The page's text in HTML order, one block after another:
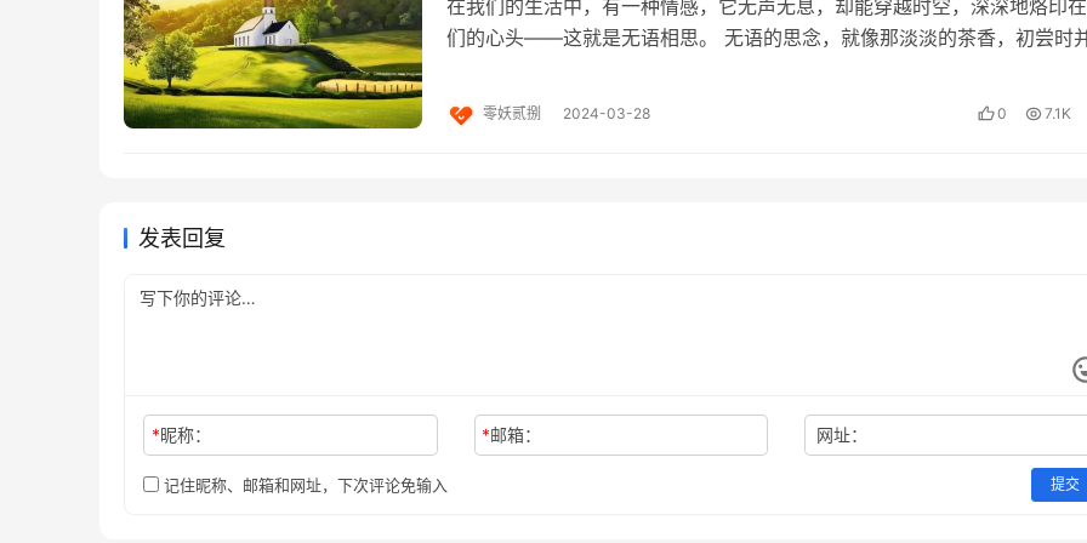
单元之间的几何精致关系显示存在的发展是因果决定的。单元既不是粒子，也不是波，几率更不是其內禀属性，
之间相应实现，实现相应确定。虽然具体主体实现可以相应确定先前存在的形式、状态、属性，但丝毫不决定或
先前存在，确定不是决定，在作者的概念和逻辑体系里，决定和确定已彻底分野。作为实现的存在为主体，无关
体实现不是多世界发生，多主体之间是存在的交集、并集、子集等集合关系，且有相互作用或影响，是处于同
界。
三、中文屋（The ChineseRoom）
图灵1950年设计这样一个测试：测试人在与被测试者(一个人和一台机器)隔开的情况下，通过一些装置（如键盘
答，那么这台机器就通过了测试，并被认为具有人类智能。
美国哲学家JohnSearle于20世纪80年代初提出“中文屋”反驳“图灵测试”：一位不懂中文的人身处一个留有小窗口
在我们的生活中，有一种情感，它无声无息，却能穿越时空，深深地烙印
们的心头——这就是无语相思。 无语的思念，就像那淡淡的茶香，初尝时
零妖贰捌 2024-03-28 0 7.1K
发表回复
*昵称： *邮箱： 网址：
记住昵称、邮箱和网址，下次评论免输入 提交